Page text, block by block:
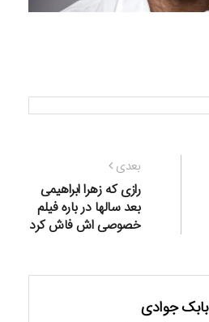
بعدی
بعدی:
رازی که زهرا ابراهیمی
بعد سالها در باره فیلم
خصوصی اش فاش کرد
بابک جوادی